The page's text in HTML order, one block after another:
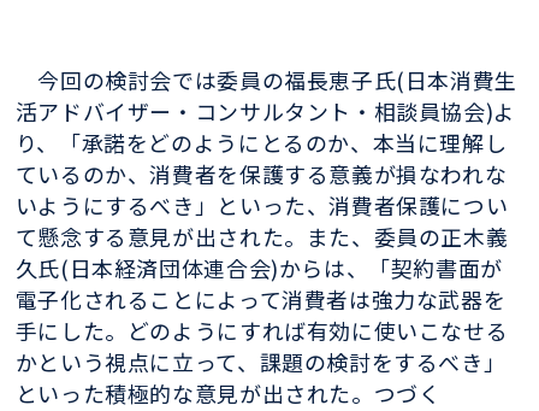
今回の検討会では委員の福長恵子氏(日本消費生
活アドバイザー・コンサルタント・相談員協会)よ
り、「承諾をどのようにとるのか、本当に理解し
ているのか、消費者を保護する意義が損なわれな
いようにするべき」といった、消費者保護につい
て懸念する意見が出された。また、委員の正木義
久氏(日本経済団体連合会)からは、「契約書面が
電子化されることによって消費者は強力な武器を
手にした。どのようにすれば有効に使いこなせる
かという視点に立って、課題の検討をするべき」
といった積極的な意見が出された。つづく